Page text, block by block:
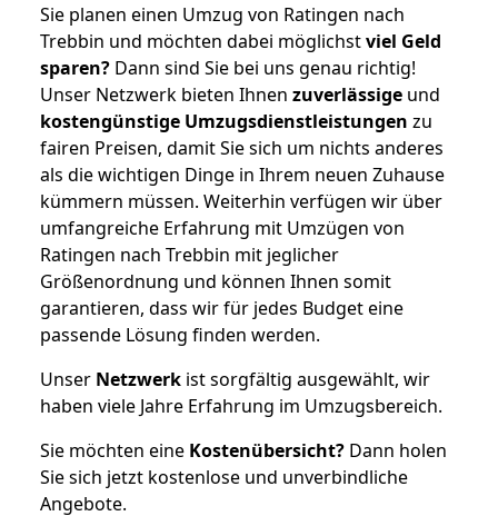
Sie planen einen Umzug von Ratingen nach
Trebbin und möchten dabei möglichstviel Geld
sparen? Dann sind Sie bei uns genau richtig!
Unser Netzwerk bieten Ihnen zuverlässige und
kostengünstige Umzugsdienstleistungen zu
fairen Preisen, damit Sie sich um nichts anderes
als die wichtigen Dinge in Ihrem neuen Zuhause
kümmern müssen. Weiterhin verfügen wir über
umfangreiche Erfahrung mit Umzügen von
Ratingen nach Trebbin mit jeglicher
Größenordnung und können Ihnen somit
garantieren, dass wir für jedes Budget eine
passende Lösung finden werden.
Unser Netzwerk ist sorgfältig ausgewählt, wir
haben viele Jahre Erfahrung im Umzugsbereich.
Sie möchten eine Kostenübersicht? Dann holen
Sie sich jetzt kostenlose und unverbindliche
Angebote.